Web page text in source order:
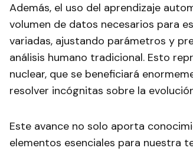
Además, el uso del aprendizaje
volumen de datos necesarios para
variadas, ajustando parámetros y
análisis humano tradicional. Esto
nuclear, que se beneficiará
resolver incógnitas sobre la
Este avance no solo aporta
elementos esenciales para nuestra